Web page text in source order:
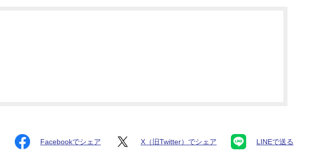
Facebookでシェア X（旧Twitter）でシェア LINEで送る